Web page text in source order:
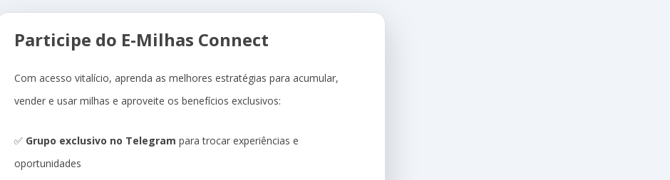
Participe do E-Milhas Connect
Com acesso vitalício, aprenda as melhores estratégias para acumular,
vender e usar milhas e aproveite os benefícios exclusivos:
✅ Grupo exclusivo no Telegram para trocar experiências e
oportunidades